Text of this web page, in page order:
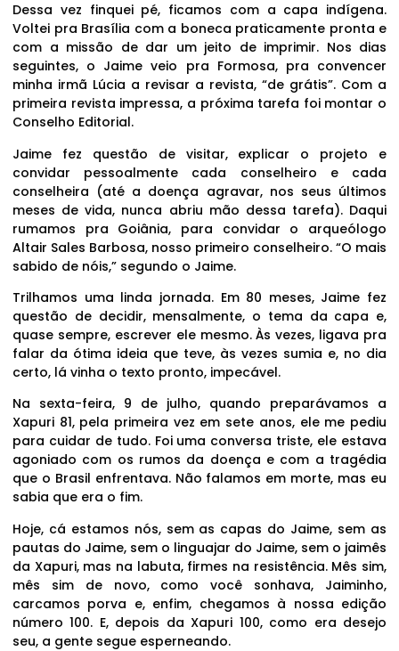
Dessa vez finquei pé, ficamos com a capa indígena.
Voltei pra Brasília com a boneca praticamente pronta e
com a missão de dar um jeito de imprimir. Nos dias
seguintes, o Jaime veio pra Formosa, pra convencer
minha irmã Lúcia a revisar a revista, “de grátis”. Com a
primeira revista impressa, a próxima tarefa foi montar o
Conselho Editorial.
Jaime fez questão de visitar, explicar o projeto e
convidar pessoalmente cada conselheiro e cada
conselheira (até a doença agravar, nos seus últimos
meses de vida, nunca abriu mão dessa tarefa). Daqui
rumamos pra Goiânia, para convidar o arqueólogo
Altair Sales Barbosa, nosso primeiro conselheiro. “O mais
sabido de nóis,” segundo o Jaime.
Trilhamos uma linda jornada. Em 80 meses, Jaime fez
questão de decidir, mensalmente, o tema da capa e,
quase sempre, escrever ele mesmo. Às vezes, ligava pra
falar da ótima ideia que teve, às vezes sumia e, no dia
certo, lá vinha o texto pronto, impecável.
Na sexta-feira, 9 de julho, quando preparávamos a
Xapuri 81, pela primeira vez em sete anos, ele me pediu
para cuidar de tudo. Foi uma conversa triste, ele estava
agoniado com os rumos da doença e com a tragédia
que o Brasil enfrentava. Não falamos em morte, mas eu
sabia que era o fim.
Hoje, cá estamos nós, sem as capas do Jaime, sem as
pautas do Jaime, sem o linguajar do Jaime, sem o jaimês
da Xapuri, mas na labuta, firmes na resistência. Mês sim,
mês sim de novo, como você sonhava, Jaiminho,
carcamos porva e, enfim, chegamos à nossa edição
número 100. E, depois da Xapuri 100, como era desejo
seu, a gente segue esperneando.